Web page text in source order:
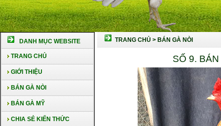
DANH MỤC WEBSITE
TRANG CHỦ
GIỚI THIỆU
BÁN GÀ NÒI
BÁN GÀ MỸ
CHIA SẺ KIẾN THỨC
TRANG CHỦ > BÁN GÀ NÒI
SỐ 9.